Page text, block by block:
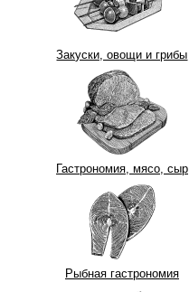
Закуски, овощи и грибы
Гастрономия, мясо, сыр
Рыбная гастрономия